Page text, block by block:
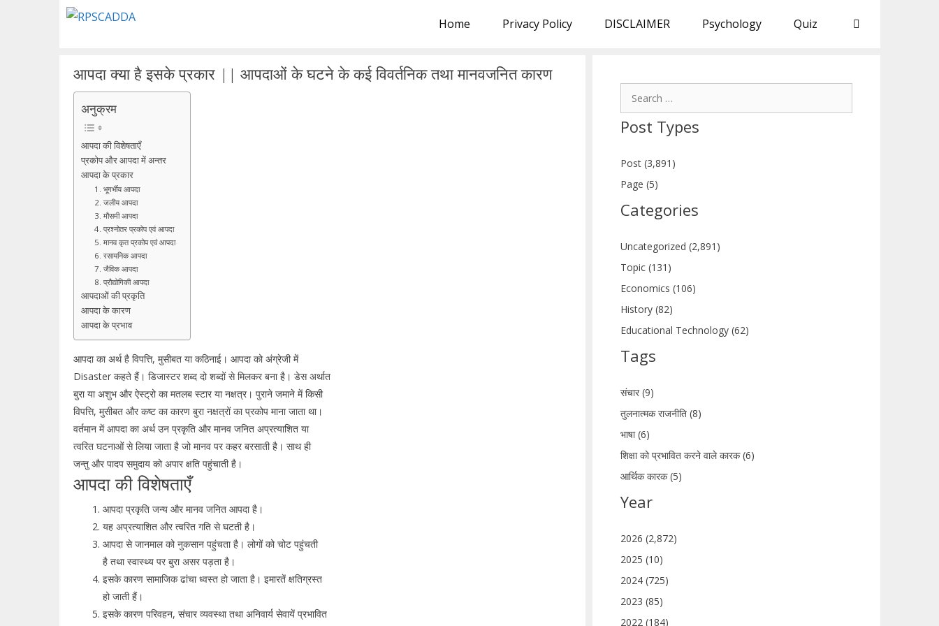
Home Privacy Policy DISCLAIMER Psychology Quiz
आपदा क्या है इसके प्रकार || आपदाओं के घटने के कई विवर्तनिक तथा मानवजनित कारण
अनुक्रम
आपदा की विशेषताएँ
प्रकोप और आपदा में अन्तर
आपदा के प्रकार
1. भूगर्भीय आपदा
2. जलीय आपदा
3. मौसमी आपदा
4. प्रश्नोतर प्रकोप एवं आपदा
5. मानव कृत प्रकोप एवं आपदा
6. रसायनिक आपदा
7. जैविक आपदा
8. प्रौद्योगिकी आपदा
आपदाओं की प्रकृति
आपदा के कारण
आपदा के प्रभाव
आपदा का अर्थ है विपत्ति, मुसीबत या कठिनाई। आपदा को अंग्रेजी में
Disaster कहते हैं। डिजास्टर शब्द दो शब्दों से मिलकर बना है। डेस अर्थात
बुरा या अशुभ और ऐस्ट्रो का मतलब स्टार या नक्षत्र। पुराने जमाने में किसी
विपत्ति, मुसीबत और कष्ट का कारण बुरा नक्षत्रों का प्रकोप माना जाता था।
वर्तमान में आपदा का अर्थ उन प्रकृति और मानव जनित अप्रत्याशित या
त्वरित घटनाओं से लिया जाता है जो मानव पर कहर बरसाती है। साथ ही
जन्तु और पादप समुदाय को अपार क्षति पहुंचाती है।
आपदा की विशेषताएँ
आपदा प्रकृति जन्य और मानव जनित आपदा है।
यह अप्रत्याशित और त्वरित गति से घटती है।
आपदा से जानमाल को नुकसान पहुंचता है। लोगों को चोट पहुंचती
है तथा स्वास्थ्य पर बुरा असर पड़ता है।
इसके कारण सामाजिक ढांचा ध्वस्त हो जाता है। इमारतें क्षतिग्रस्त
हो जाती हैं।
इसके कारण परिवहन, संचार व्यवस्था तथा अनिवार्य सेवायें प्रभावित
Post Types
Post (3,891)
Page (5)
Categories
Uncategorized (2,891)
Topic (131)
Economics (106)
History (82)
Educational Technology (62)
Tags
संचार (9)
तुलनात्मक राजनीति (8)
भाषा (6)
शिक्षा को प्रभावित करने वाले कारक (6)
आर्थिक कारक (5)
Year
2026 (2,872)
2025 (10)
2024 (725)
2023 (85)
2022 (184)